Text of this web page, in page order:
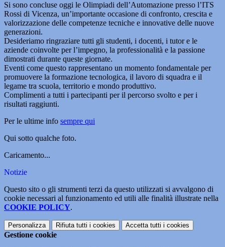
Si sono concluse oggi le Olimpiadi dell’Automazione presso l’ITS
Rossi di Vicenza, un’importante occasione di confronto, crescita e
valorizzazione delle competenze tecniche e innovative delle nuove
generazioni.
Desideriamo ringraziare tutti gli studenti, i docenti, i tutor e le
aziende coinvolte per l’impegno, la professionalità e la passione
dimostrati durante queste giornate.
Eventi come questo rappresentano un momento fondamentale per
promuovere la formazione tecnologica, il lavoro di squadra e il
legame tra scuola, territorio e mondo produttivo.
Complimenti a tutti i partecipanti per il percorso svolto e per i
risultati raggiunti.
Per le ultime info sempre qui
Qui sotto qualche foto.
Caricamento...
Notizie
Questo sito o gli strumenti terzi da questo utilizzati si avvalgono di
cookie necessari al funzionamento ed utili alle finalità illustrate nella
COOKIE POLICY.
Personalizza Rifiuta tutti i cookies Accetta tutti i cookies
Gestione cookie